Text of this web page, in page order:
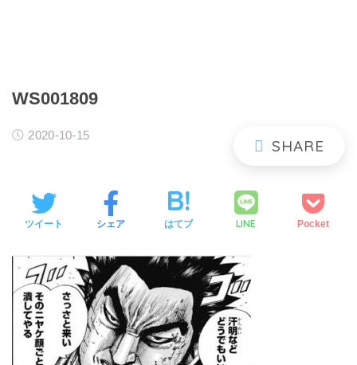
WS001809
2020-10-15
ツイート シェア はてブ LINE Pocket